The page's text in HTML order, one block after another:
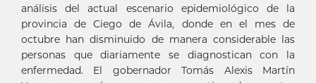
análisis del actual escenario epidemiológico de la
provincia de Ciego de Ávila, donde en el mes de
octubre han disminuido de manera considerable las
personas que diariamente se diagnostican con la
enfermedad. El gobernador Tomás Alexis Martín